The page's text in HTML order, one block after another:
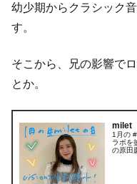
幼少期からクラシック
す。
そこから、兄の影響で
とか。
milet
1月の
ラボを
の原田